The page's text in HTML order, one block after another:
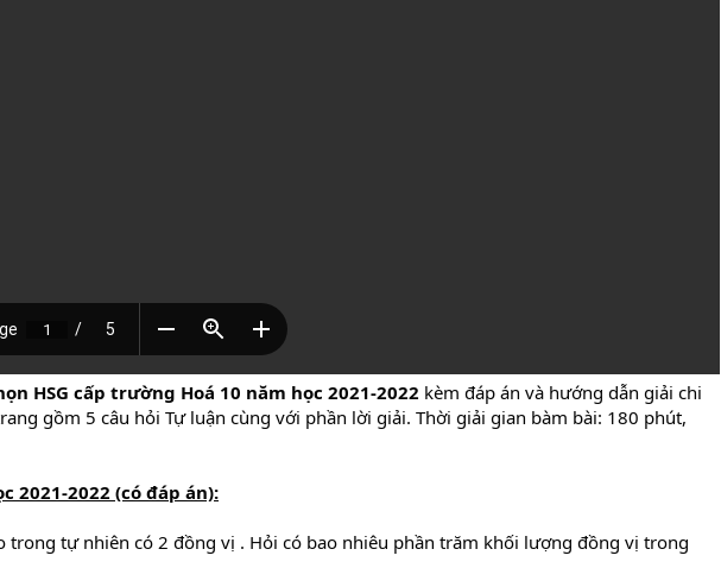
HSG cấp trường Hoá 10 năm học 2021-2022 kèm đáp án và hướng dẫn giải chi
gồm 5 câu hỏi Tự luận cùng với phần lời giải. Thời giải gian bàm bài: 180 phút,
2021-2022 (có đáp án):
tự nhiên có 2 đồng vị . Hỏi có bao nhiêu phần trăm khối lượng đồng vị trong